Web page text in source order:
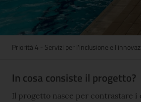
Priorità 4 - Servizi per l'inclusione e
In cosa consiste il progetto?
Il progetto nasce per contrastare i